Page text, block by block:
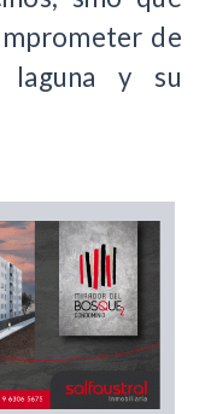
de
laguna y su